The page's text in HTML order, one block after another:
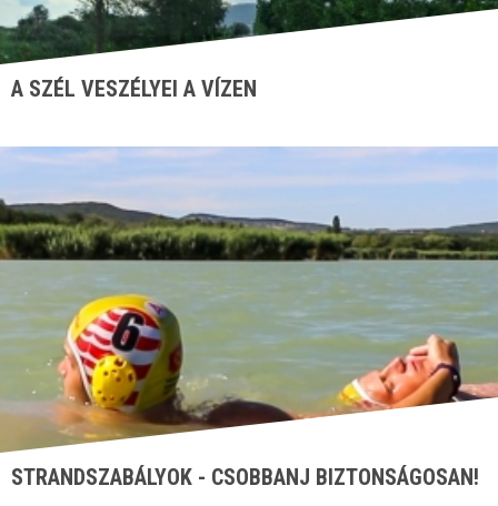
A SZÉL VESZÉLYEI A VÍZEN
STRANDSZABÁLYOK - CSOBBANJ BIZTONSÁGOSAN!